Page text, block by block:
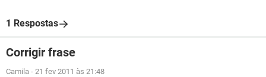
1 Respostas
Corrigir frase
Camila - 21 fev 2011 às 21:48